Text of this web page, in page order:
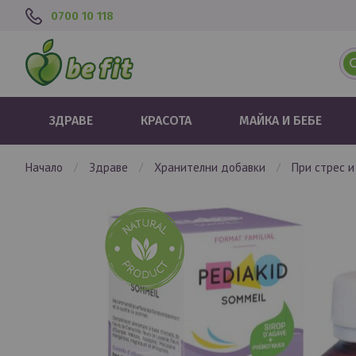
0700 10 118
ЗДРАВЕ КРАСОТА МАЙКА И БЕБЕ
начало здраве хранителни добавки при стрес